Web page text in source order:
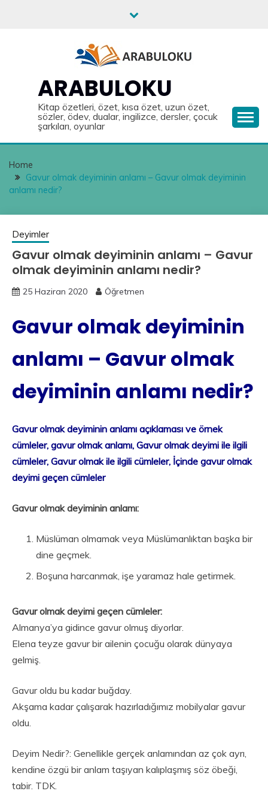
ARABULOKU
Kitap özetleri, özet, kısa özet, uzun özet,
sözler, ödev, dualar, ingilizce, dersler, çocuk
şarkıları, oyunlar
Home
Gavur olmak deyiminin anlamı – Gavur olmak deyiminin
anlamı nedir?
Deyimler
Gavur olmak deyiminin anlamı – Gavur
olmak deyiminin anlamı nedir?
25 Haziran 2020 Öğretmen
Gavur olmak deyiminin
anlamı – Gavur olmak
deyiminin anlamı nedir?
Gavur olmak deyiminin anlamı açıklaması ve örnek
cümleler, gavur olmak anlamı, Gavur olmak deyimi ile ilgili
cümleler, Gavur olmak ile ilgili cümleler, İçinde gavur olmak
deyimi geçen cümleler
Gavur olmak deyiminin anlamı:
Müslüman olmamak veya Müslümanlıktan başka bir
dine geçmek.
Boşuna harcanmak, işe yaramaz hale getirmek.
Gavur olmak deyimi geçen cümleler:
Almanya’ya gidince gavur olmuş diyorlar.
Elena teyze gavur bir ailenin çocuğu olarak dünyaya
gelmiş.
Gavur oldu bu kadar buğday.
Akşama kadar çalışarak hazırladığımız mobilyalar gavur
oldu.
Deyim Nedir?: Genellikle gerçek anlamından az çok ayrı,
kendine özgü bir anlam taşıyan kalıplaşmış söz öbeği,
tabir. TDK.